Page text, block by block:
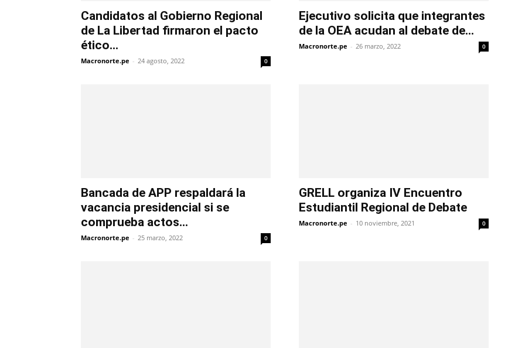
Candidatos al Gobierno Regional
de La Libertad firmaron el pacto
ético...
Macronorte.pe - 24 agosto, 2022 0
Ejecutivo solicita que integrantes
de la OEA acudan al debate de...
Macronorte.pe - 26 marzo, 2022 0
Bancada de APP respaldará la
vacancia presidencial si se
comprueba actos...
Macronorte.pe - 25 marzo, 2022 0
GRELL organiza IV Encuentro
Estudiantil Regional de Debate
Macronorte.pe - 10 noviembre, 2021 0